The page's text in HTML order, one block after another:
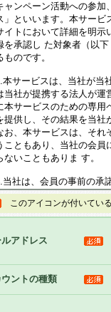
ャンペーン活動への参加
」といいます。本サービ
イトにおいて詳細を明示
を承認し た対象者（以
ものです。
本サービスは、当社が当
当社が提携する法人が運
本サービスのための専用
提供し、その結果を当社
お、本サービスは、それ
こともあり、当社の会員
ないこともありま す。
当社は、会員の事前の承
約を任意に制定、変更ま
、本規約においては本サ
て告知の案内を配信また
ものとします。
5.当社がお聞きする個人情
このアイコンが付いてい
アドレス
ウントの種類